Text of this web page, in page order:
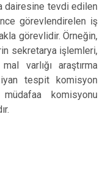
dairesine tevdi edilen
görevlendirelen iş
görevlidir. Örneğin,
sekretarya işlemleri,
varlığı araştırma
tespit komisyon
komisyonu